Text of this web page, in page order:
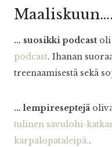
Maaliskuun….
… suosikki podcast oli
podcast. Ihanan
treenaamisestä sekä
… lempireseptejä
tulinen savulohi-
karpalopataleipä..